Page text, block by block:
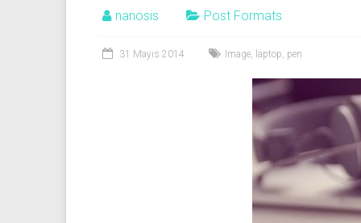
nanosis Post Formats
31 Mayıs 2014 Image, laptop, pen